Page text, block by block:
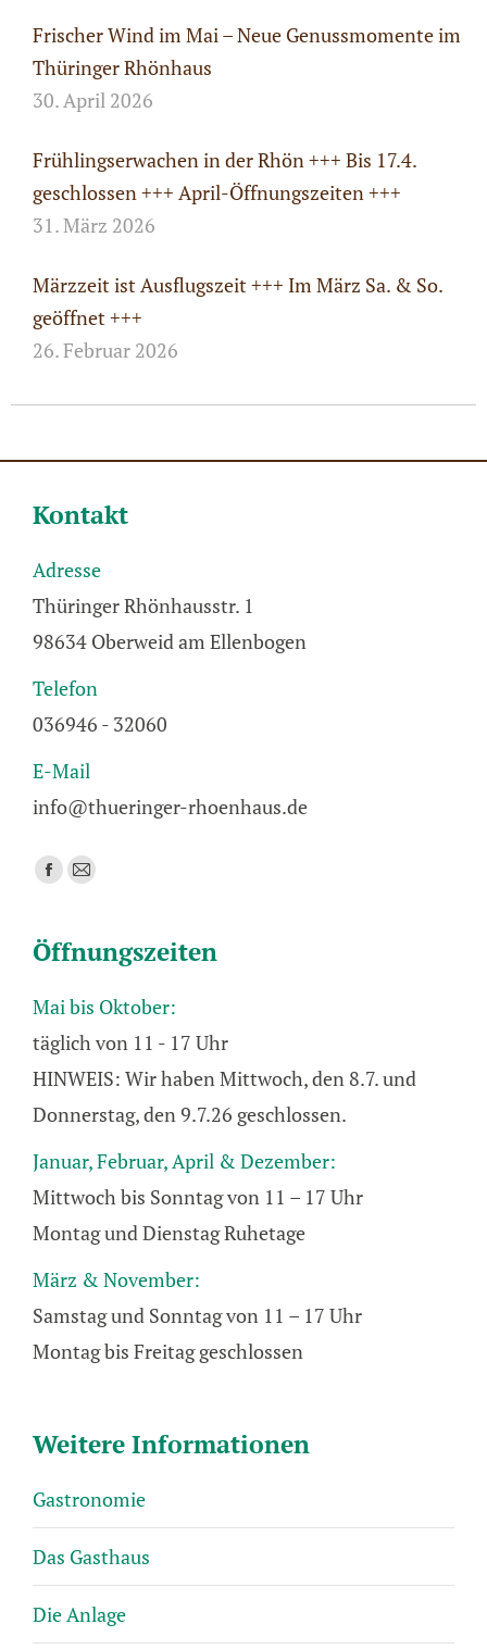
Frischer Wind im Mai – Neue Genussmomente im
Thüringer Rhönhaus
30. April 2026
Frühlingserwachen in der Rhön +++ Bis 17.4.
geschlossen +++ April-Öffnungszeiten +++
31. März 2026
Märzzeit ist Ausflugszeit +++ Im März Sa. & So.
geöffnet +++
26. Februar 2026
Kontakt
Adresse
Thüringer Rhönhausstr. 1
98634 Oberweid am Ellenbogen
Telefon
036946 - 32060
E-Mail
info@thueringer-rhoenhaus.de
Finden Sie uns auf:
Facebook
opens
in
new
E-
opens
in
window
Öffnungszeiten
Mai bis Oktober:
täglich von 11 - 17 Uhr
HINWEIS: Wir haben Mittwoch, den 8.7. und
Donnerstag, den 9.7.26 geschlossen.
Januar, Februar, April & Dezember:
Mittwoch bis Sonntag von 11 – 17 Uhr
Montag und Dienstag Ruhetage
März & November:
Samstag und Sonntag von 11 – 17 Uhr
Montag bis Freitag geschlossen
Weitere Informationen
Gastronomie
Das Gasthaus
Die Anlage